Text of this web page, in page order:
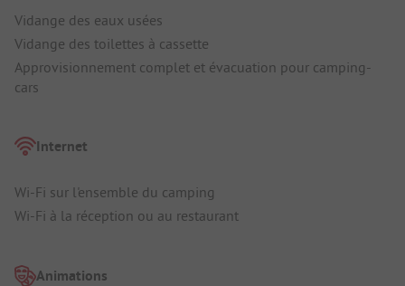
Vidange des eaux usées
Vidange des toilettes à cassette
Approvisionnement complet et évacuation pour camping-
cars
Internet
Wi-Fi sur l'ensemble du camping
Wi-Fi à la réception ou au restaurant
Animations